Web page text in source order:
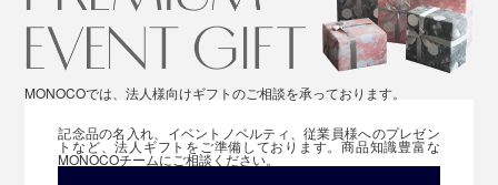
MONOCOでは、法人様向けギフトのご相談を承っております。
記念品の名入れ、イベントノベルティ、従業員様へのプレゼン
トなど、法人ギフトをご準備しております。商品知識豊富な
MONOCOチームにご相談ください。